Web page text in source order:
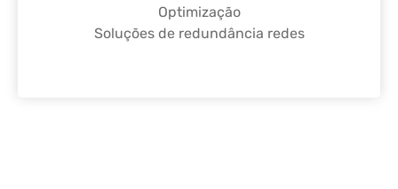
Optimização
Soluções de redundância redes